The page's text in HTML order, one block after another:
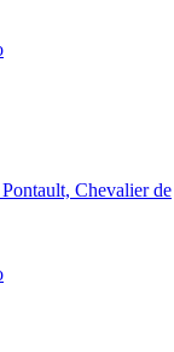
Chevalier de